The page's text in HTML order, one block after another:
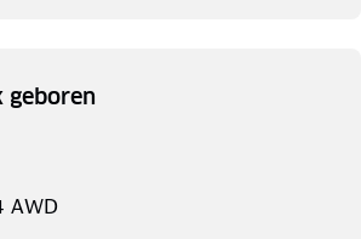
geboren
AWD